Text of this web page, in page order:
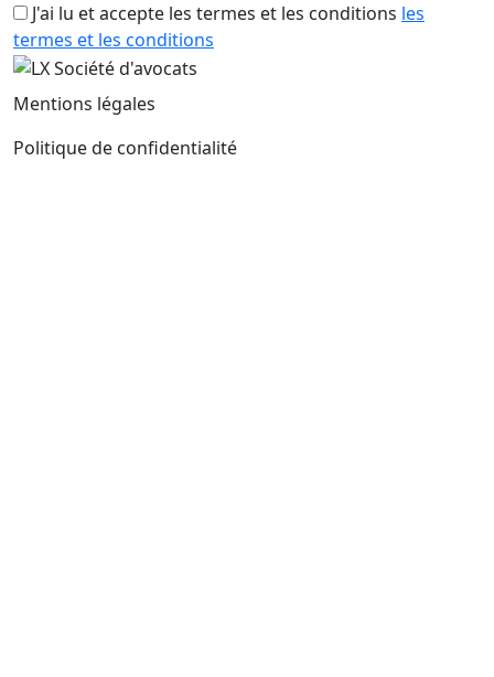
J'ai lu et accepte les termes et les conditions les
termes et les conditions
Mentions légales
Politique de confidentialité